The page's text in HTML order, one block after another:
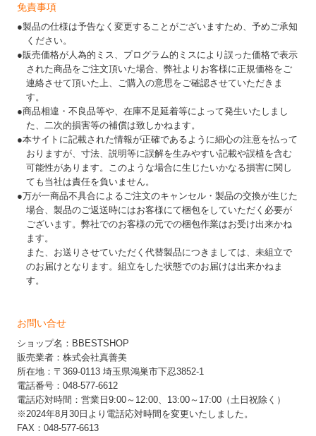
免責事項
●製品の仕様は予告なく変更することがございますため、予めご承知
ください。
●販売価格が人為的ミス、プログラム的ミスにより誤った価格で表示
された商品をご注文頂いた場合、弊社よりお客様に正規価格をご
連絡させて頂いた上、ご購入の意思をご確認させていただきま
す。
●商品相違・不良品等や、在庫不足延着等によって発生いたしまし
た、二次的損害等の補償は致しかねます。
●本サイトに記載された情報が正確であるように細心の注意を払って
おりますが、寸法、説明等に誤解を生みやすい記載や誤植を含む
可能性があります。このような場合に生じたいかなる損害に関し
ても当社は責任を負いません。
●万が一商品不具合によるご注文のキャンセル・製品の交換が生じた
場合、製品のご返送時にはお客様にて梱包をしていただく必要が
ございます。弊社でのお客様の元での梱包作業はお受け出来かね
ます。
また、お送りさせていただく代替製品につきましては、未組立で
のお届けとなります。組立をした状態でのお届けは出来かねま
す。
お問い合せ
ショップ名：BBESTSHOP
販売業者：株式会社真善美
所在地：〒369-0113 埼玉県鴻巣市下忍3852-1
電話番号：048-577-6612
電話応対時間：営業日9:00～12:00、13:00～17:00（土日祝除く）
※2024年8月30日より電話応対時間を変更いたしました。
FAX：048-577-6613